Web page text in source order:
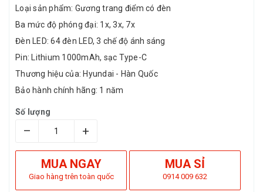
Loại sản phẩm: Gương trang điểm có đèn
Ba mức độ phóng đại: 1x, 3x, 7x
Đèn LED: 64 đèn LED, 3 chế độ ánh sáng
Pin: Lithium 1000mAh, sạc Type-C
Thương hiệu của: Hyundai - Hàn Quốc
Bảo hành chính hãng: 1 năm
Số lượng
– +
MUA NGAY
Giao hàng trên toàn quốc
MUA SỈ
0914 009 632